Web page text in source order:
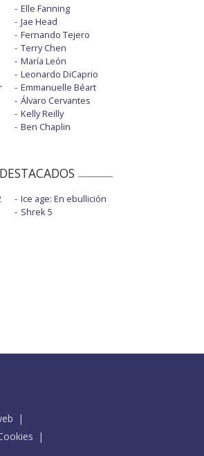
Elle Fanning
Jae Head
Fernando Tejero
Terry Chen
María León
Leonardo DiCaprio
Emmanuelle Béart
Álvaro Cervantes
Kelly Reilly
Ben Chaplin
Ice age: En ebullición
Shrek 5